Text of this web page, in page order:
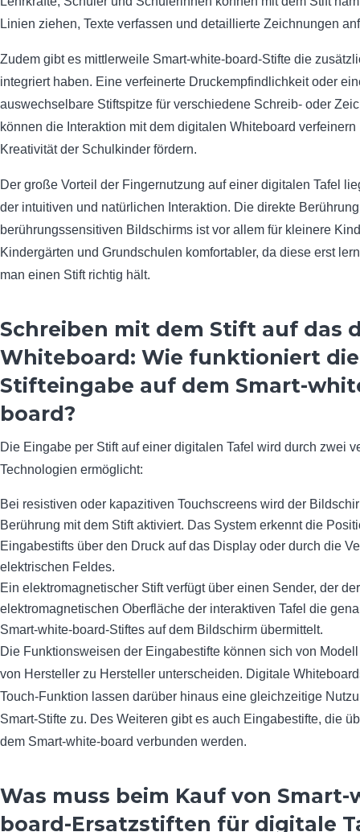
Linien ziehen, Texte verfassen und detaillierte Zeichnungen
Zudem gibt es mittlerweile Smart-white-board-Stifte die
integriert haben. Eine verfeinerte Druckempfindlichkeit oder
auswechselbare Stiftspitze für verschiedene Schreib- oder
können die Interaktion mit dem digitalen Whiteboard verfeinern
Kreativität der Schulkinder fördern.
Der große Vorteil der Fingernutzung auf einer digitalen Tafel
der intuitiven und natürlichen Interaktion. Die direkte
berührungssensitiven Bildschirms ist vor allem für kleinere
Kindergärten und Grundschulen komfortabler, da diese erst
man einen Stift richtig hält.
Schreiben mit dem Stift auf das
Whiteboard: Wie funktioniert die
Stifteingabe auf dem Smart-
board?
Die Eingabe per Stift auf einer digitalen Tafel wird durch zwei
Technologien ermöglicht:
Bei resistiven oder kapazitiven Touchscreens wird der
Berührung mit dem Stift aktiviert. Das System erkennt die
Eingabestifts über den Druck auf das Display oder durch die
elektrischen Feldes.
Ein elektromagnetischer Stift verfügt über einen Sender, der der
elektromagnetischen Oberfläche der interaktiven Tafel die
Smart-white-board-Stiftes auf dem Bildschirm übermittelt.
Die Funktionsweisen der Eingabestifte können sich von
von Hersteller zu Hersteller unterscheiden. Digitale
Touch-Funktion lassen darüber hinaus eine gleichzeitige
Smart-Stifte zu. Des Weiteren gibt es auch Eingabestifte, die
dem Smart-white-board verbunden werden.
Was muss beim Kauf von Smart-
board-Ersatzstiften für digitale